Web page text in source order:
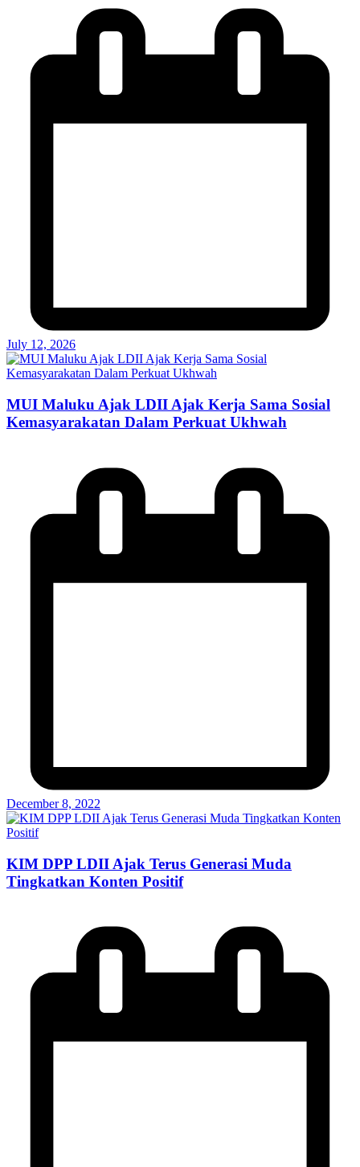
July 12, 2026
MUI Maluku Ajak LDII Ajak Kerja Sama Sosial
Kemasyarakatan Dalam Perkuat Ukhwah
December 8, 2022
KIM DPP LDII Ajak Terus Generasi Muda
Tingkatkan Konten Positif